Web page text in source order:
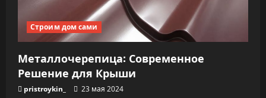
Строим дом сами
Металлочерепица: Современное
Решение для Крыши
pristroykin_ 23 мая 2024